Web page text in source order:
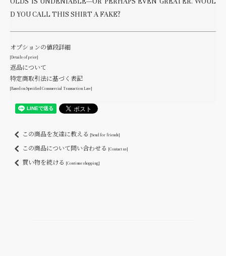
D YOU CALL THIS SHIRT A FAKE?
オプションの値段詳細
[Details of price]
返品について
特定商取引法に基づく表記
[Based on Specified Commercial Transaction Law]
この商品を友達に教える [Send for friends]
この商品について問い合わせる [Contact us]
買い物を続ける [Continue shopping]